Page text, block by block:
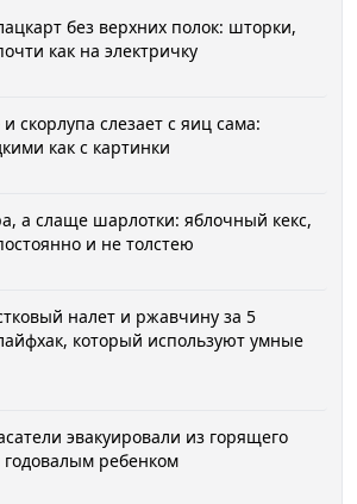
без верхних полок: шторки,
как на электричку
скорлупа слезает с яиц сама:
как с картинки
а слаще шарлотки: яблочный кекс,
и не толстею
налет и ржавчину за 5
который используют умные
эвакуировали из горящего
ребенком